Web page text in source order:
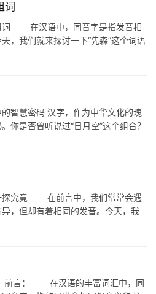
词
在汉语中，同音字是指发音相
，我们就来探讨一下“先森”这个词语
智慧密码 汉字，作为中华文化的瑰
你是否曾听说过“日月空”这个组合？
究竟 在前言中，我们常常会遇
，但却有着相同的发音。今天，我
言： 在汉语的丰富词汇中，同